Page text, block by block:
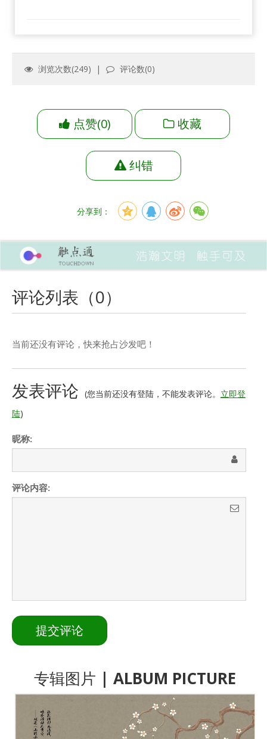
浏览次数(249) | 评论数(0)
点赞(0) 收藏
纠错
分享到：
评论列表（0）
当前还没有评论，快来抢占沙发吧！
发表评论 (您当前还没有登陆，不能发表评论。 立即登
陆)
昵称:
评论内容:
专辑图片 | ALBUM PICTURE